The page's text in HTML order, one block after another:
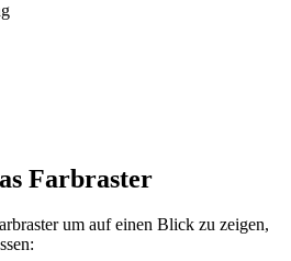
Farbraster
um auf einen Blick zu zeigen,